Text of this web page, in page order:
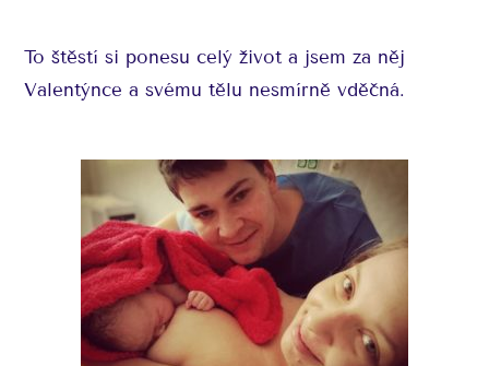
To štěstí si ponesu celý život a jsem za něj
Valentýnce a svému tělu nesmírně vděčná.